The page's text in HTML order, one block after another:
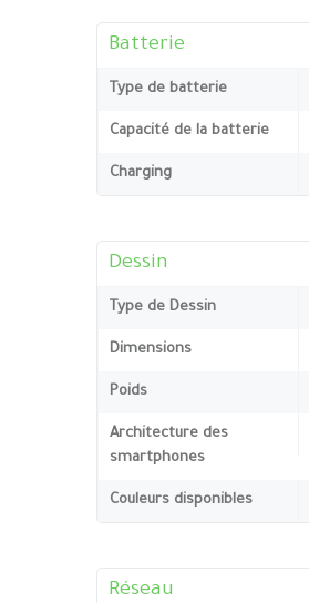
Batterie
Type de batterie
Capacité de la batterie
Charging
Dessin
Type de Dessin
Dimensions
Poids
Architecture des
smartphones
Couleurs disponibles
Réseau